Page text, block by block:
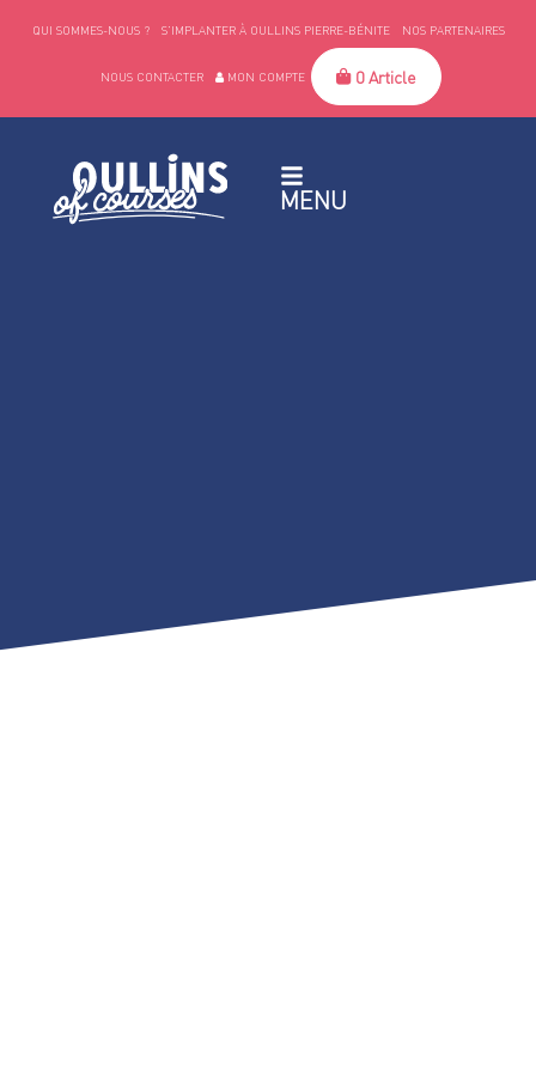
QUI SOMMES-NOUS ? S’IMPLANTER À OULLINS PIERRE-BÉNITE NOS PARTENAIRES
NOUS CONTACTER MON COMPTE 0 Article
MENU